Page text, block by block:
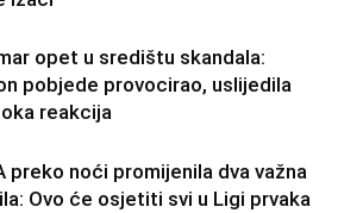
opet u središtu skandala:
pobjede provocirao, uslijedila
reakcija
preko noći promijenila dva važna
Ovo će osjetiti svi u Ligi prvaka